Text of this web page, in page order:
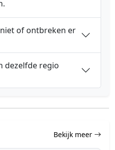
of ontbreken er
dezelfde regio
Bekijk meer